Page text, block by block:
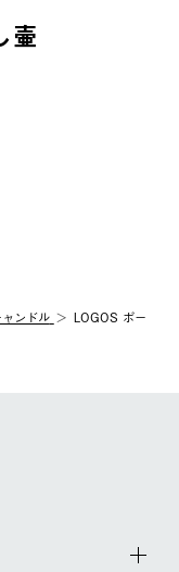
壷
ンドル
LOGOS ポー